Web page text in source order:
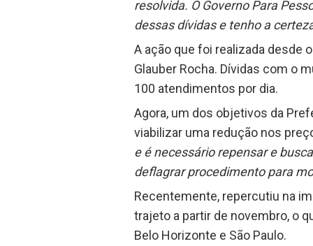
resolvida. O Governo Para
dessas dívidas e tenho a
A ação que foi realizada desde
Glauber Rocha. Dívidas com o
100 atendimentos por dia.
Agora, um dos objetivos da
viabilizar uma redução nos
e é necessário repensar e
deflagrar procedimento para
Recentemente, repercutiu na
trajeto a partir de novembro, o
Belo Horizonte e São Paulo.